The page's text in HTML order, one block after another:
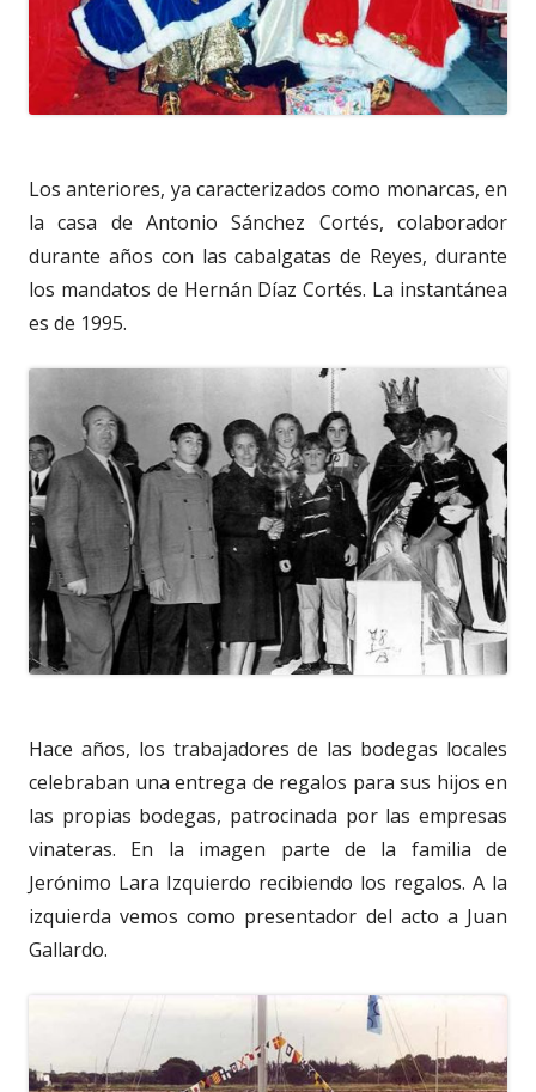
Los anteriores, ya caracterizados como monarcas, en
la casa de Antonio Sánchez Cortés, colaborador
durante años con las cabalgatas de Reyes, durante
los mandatos de Hernán Díaz Cortés. La instantánea
es de 1995.
Hace años, los trabajadores de las bodegas locales
celebraban una entrega de regalos para sus hijos en
las propias bodegas, patrocinada por las empresas
vinateras. En la imagen parte de la familia de
Jerónimo Lara Izquierdo recibiendo los regalos. A la
izquierda vemos como presentador del acto a Juan
Gallardo.